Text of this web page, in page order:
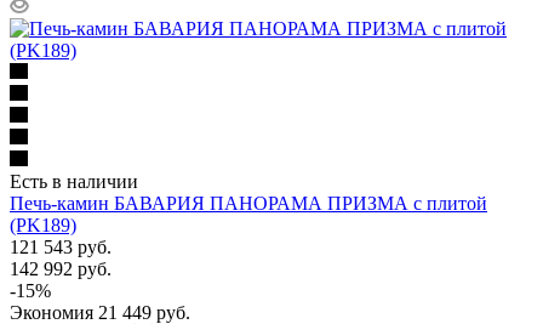
Есть в наличии
Печь-камин БАВАРИЯ ПАНОРАМА ПРИЗМА с плитой
(PK189)
121 543 руб.
142 992 руб.
-15%
Экономия 21 449 руб.